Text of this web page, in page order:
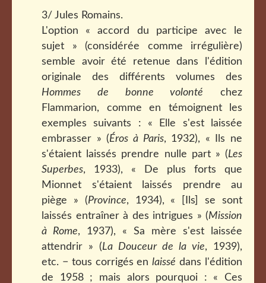
3/ Jules Romains.
L'option « accord du participe avec le
sujet » (considérée comme irrégulière)
semble avoir été retenue dans l'édition
originale des différents volumes des
Hommes de bonne volonté chez
Flammarion, comme en témoignent les
exemples suivants : « Elle s'est laissée
embrasser » (Éros à Paris, 1932), « Ils ne
s'étaient laissés prendre nulle part » (Les
Superbes, 1933), « De plus forts que
Mionnet s'étaient laissés prendre au
piège » (Province, 1934), « [Ils] se sont
laissés entraîner à des intrigues » (Mission
à Rome, 1937), « Sa mère s'est laissée
attendrir » (La Douceur de la vie, 1939),
etc. − tous corrigés enlaissé dans l'édition
de 1958 ; mais alors pourquoi : « Ces